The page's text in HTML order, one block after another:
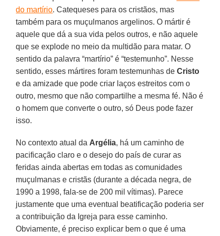
do martírio. Catequeses para os cristãos, mas
também para os muçulmanos argelinos. O mártir é
aquele que dá a sua vida pelos outros, e não aquele
que se explode no meio da multidão para matar. O
sentido da palavra “martírio” é “testemunho”. Nesse
sentido, esses mártires foram testemunhas deCristo
e da amizade que pode criar laços estreitos com o
outro, mesmo que não compartilhe a mesma fé. Não é
o homem que converte o outro, só Deus pode fazer
isso.
No contexto atual da Argélia, há um caminho de
pacificação claro e o desejo do país de curar as
feridas ainda abertas em todas as comunidades
muçulmanas e cristãs (durante a década negra, de
1990 a 1998, fala-se de 200 mil vítimas). Parece
justamente que uma eventual beatificação poderia ser
a contribuição da Igreja para esse caminho.
Obviamente, é preciso explicar bem o que é uma